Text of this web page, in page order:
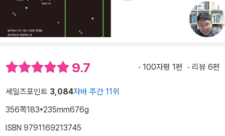
9.7 100자평 1편 리뷰 6편
세일즈포인트 3,084자바 주간 11위
356쪽183*235mm676g
ISBN 9791169213745